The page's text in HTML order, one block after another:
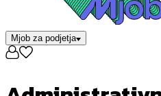
Mjob za podjetja